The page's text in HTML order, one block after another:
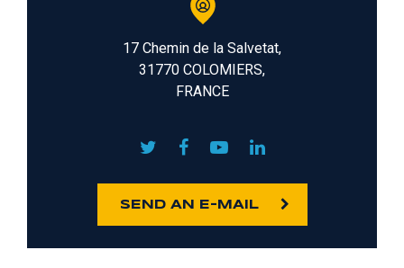
17 Chemin de la Salvetat,
31770 COLOMIERS,
FRANCE
SEND AN E-MAIL